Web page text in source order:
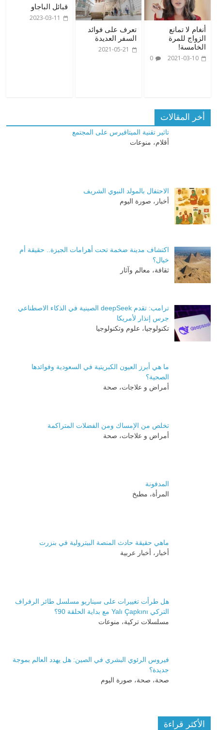
أنغام لا تمانع
الزواج للمرة
الخامسة!
2021-03-10
0
تعرف على فوائد
السفر العديدة
2021-05-21
قبائل الباجاو
2023-03-11
أخر المقالات
تاثير تقنية الميتافيرس على المجتمع
أقلام، منوعات
الاحتفال بالمولد النبوي الشريف
أخبار، صورة اليوم
اكتشاف مدينة ضخمة تحت أهرامات الجيزة.. حقيقة أم
خيال؟
ثقافة، معالم وآثار
ترامب: تقدم deepSeek الصينية في الذكاء الاصطناعي
جرس إنذار لأمريكا
تكنولوجيا، علوم وتكنولوجيا
ما هي أبرز العيون الكبريتية في السعودية وفوائدها
الصحية؟
أمراض و علاجات، صحة
تخلص من الإمساك ومن الفضلات المتراكمة
أمراض و علاجات، صحة
المدفونة
المرأة، مطبخ
ماهي حقيقة حادث المنصة البيترولية في بنزرت
أخبار، أخبار عربية
هل طرأت تغييرات على سيناريو مسلسل طائر الرفراف
التركي Yalı Çapkını مع بداية الحلقة 90؟
مسلسلات تركية، منوعات
فيروس الرئوي البشري في الصين: هل يهدد العالم بموجة
جديدة؟
صحة، صحة، صورة اليوم
الأكثر قراءة